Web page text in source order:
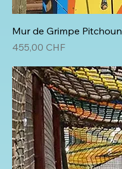
Mur de Grimpe Pitchoun
Prix
455,00 CHF